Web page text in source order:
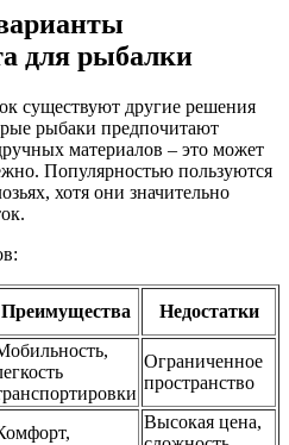
для рыбалки
существуют другие решения
рыбаки предпочитают
материалов – это может
Популярностью пользуются
хотя они значительно
Преимущества Недостатки
Ограниченное
пространство
Высокая цена,